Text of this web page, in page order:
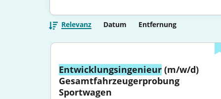
Relevanz Datum Entfernung
Entwicklungsingenieur (m/w/d)
Gesamtfahrzeugerprobung
Sportwagen